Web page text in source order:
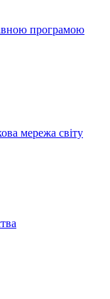
програмою
мережа світу